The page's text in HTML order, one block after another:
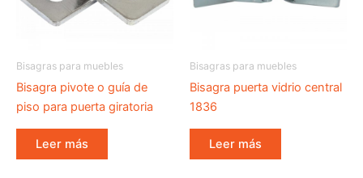
Bisagras para muebles
Bisagra pivote o guía de
piso para puerta giratoria
Leer más
Bisagras para muebles
Bisagra puerta vidrio central
1836
Leer más